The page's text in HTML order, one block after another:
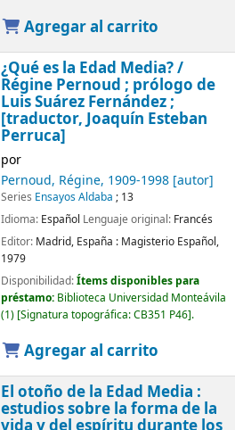
Agregar al carrito
¿Qué es la Edad Media? /
Régine Pernoud ; prólogo de
Luis Suárez Fernández ;
[traductor, Joaquín Esteban
Perruca]
por
Pernoud, Régine, 1909-1998[autor]
Series Ensayos Aldaba ; 13
Idioma: Español Lenguaje original: Francés
Editor: Madrid, España : Magisterio Español,
1979
Disponibilidad:Ítems disponibles para
préstamo: Biblioteca Universidad Monteávila
(1) Signatura topográfica:CB351 P46 .
Agregar al carrito
El otoño de la Edad Media :
estudios sobre la forma de la